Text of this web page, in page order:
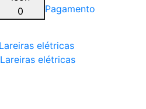
0
Pagamento
Lareiras elétricas